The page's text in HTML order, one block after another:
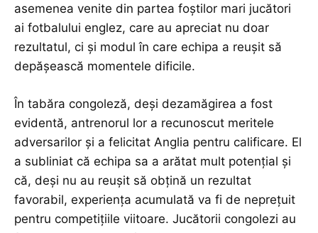
asemenea venite din partea foștilor mari jucători
ai fotbalului englez, care au apreciat nu doar
rezultatul, ci și modul în care echipa a reușit să
depășească momentele dificile.
În tabăra congoleză, deși dezamăgirea a fost
evidentă, antrenorul lor a recunoscut meritele
adversarilor și a felicitat Anglia pentru calificare. El
a subliniat că echipa sa a arătat mult potențial și
că, deși nu au reușit să obțină un rezultat
favorabil, experiența acumulată va fi de neprețuit
pentru competițiile viitoare. Jucătorii congolezi au